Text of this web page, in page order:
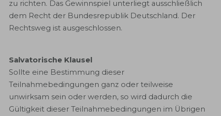
zu richten. Das Gewinnspiel unterliegt ausschließlich
dem Recht der Bundesrepublik Deutschland. Der
Rechtsweg ist ausgeschlossen.
Salvatorische Klausel
Sollte eine Bestimmung dieser
Teilnahmebedingungen ganz oder teilweise
unwirksam sein oder werden, so wird dadurch die
Gültigkeit dieser Teilnahmebedingungen im Übrigen